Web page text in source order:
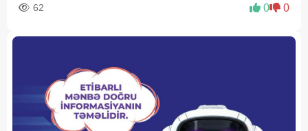
62 0 0